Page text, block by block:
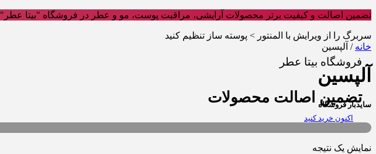
تضمین اصالت و کیفیت برتر محصولات آرایشی، مراقبت پوست، مو و عطر در فروشگاه "بیتا عطر"
سربرگ را از ویرایش با المنتور > پوسته ساز تنظیم کنید
خانه / آلپسین
آلپسین
سایدبار فروشگاه
فروشگاه بیتا عطر
تضمین اصالت محصولات
اکنون خرید کنید
نمایش یک نتیجه